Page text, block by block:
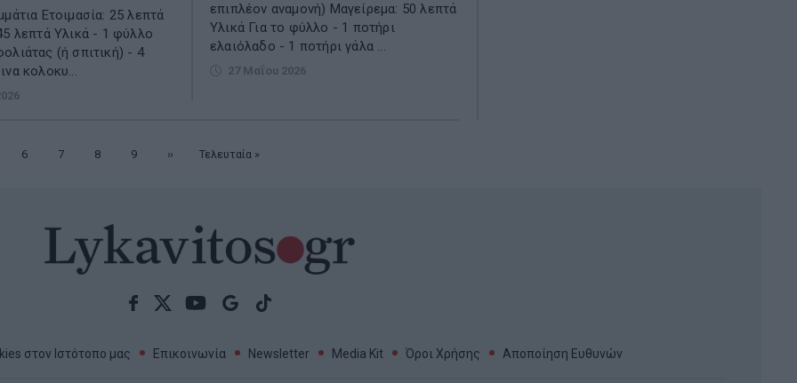
Ετοιμασία: 25 λεπτά
λεπτά Υλικά - 1 φύλλο
(ή σπιτική) - 4
κολοκυ...
επιπλέον αναμονή) Μαγείρεμα: 50 λεπτά
Υλικά Για το φύλλο - 1 ποτήρι
ελαιόλαδο - 1 ποτήρι γάλα ...
27 Μαΐου 2026
Σελίδα
6 Σελίδα
7 Σελίδα
8 Σελίδα
9 Επόμενη
›› Τελευταία
Τελευταία »
στον Ιστότοπο μας Επικοινωνία Newsletter Media Kit Όροι Χρήσης Αποποίηση Ευθυνών